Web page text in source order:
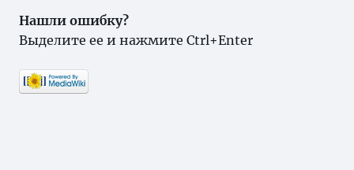
Нашли ошибку?
Выделите ее и нажмите Ctrl+Enter